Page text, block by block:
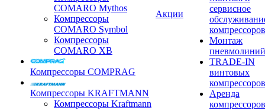
COMARO Mythos
Компрессоры
COMARO Symbol
Компрессоры
COMARO XB
Компрессоры COMPRAG
Компрессоры KRAFTMANN
Компрессоры Kraftmann
Акции
сервисное
компрессоров
Монтаж
пневмолиний
TRADE-IN
винтовых
компрессоров
Аренда
компрессоров